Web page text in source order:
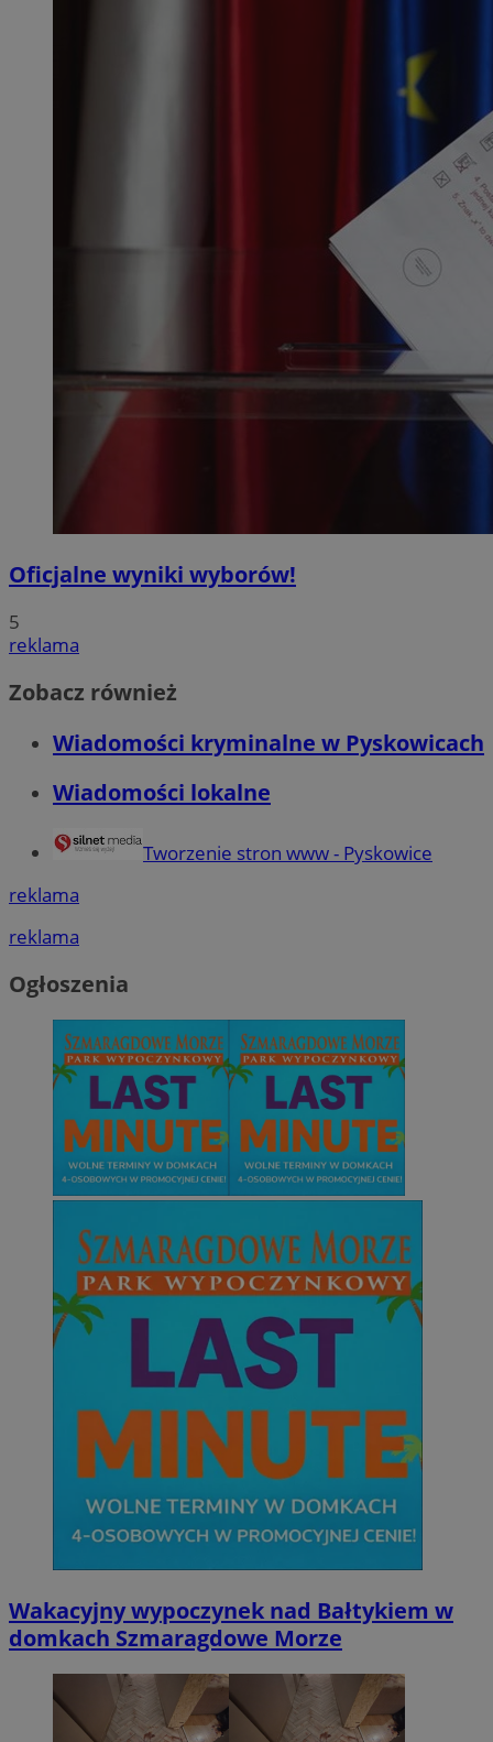
Oficjalne wyniki wyborów!
5
reklama
Zobacz również
Wiadomości kryminalne w Pyskowicach
Wiadomości lokalne
Tworzenie stron www - Pyskowice
reklama
reklama
Ogłoszenia
Wakacyjny wypoczynek nad Bałtykiem w
domkach Szmaragdowe Morze